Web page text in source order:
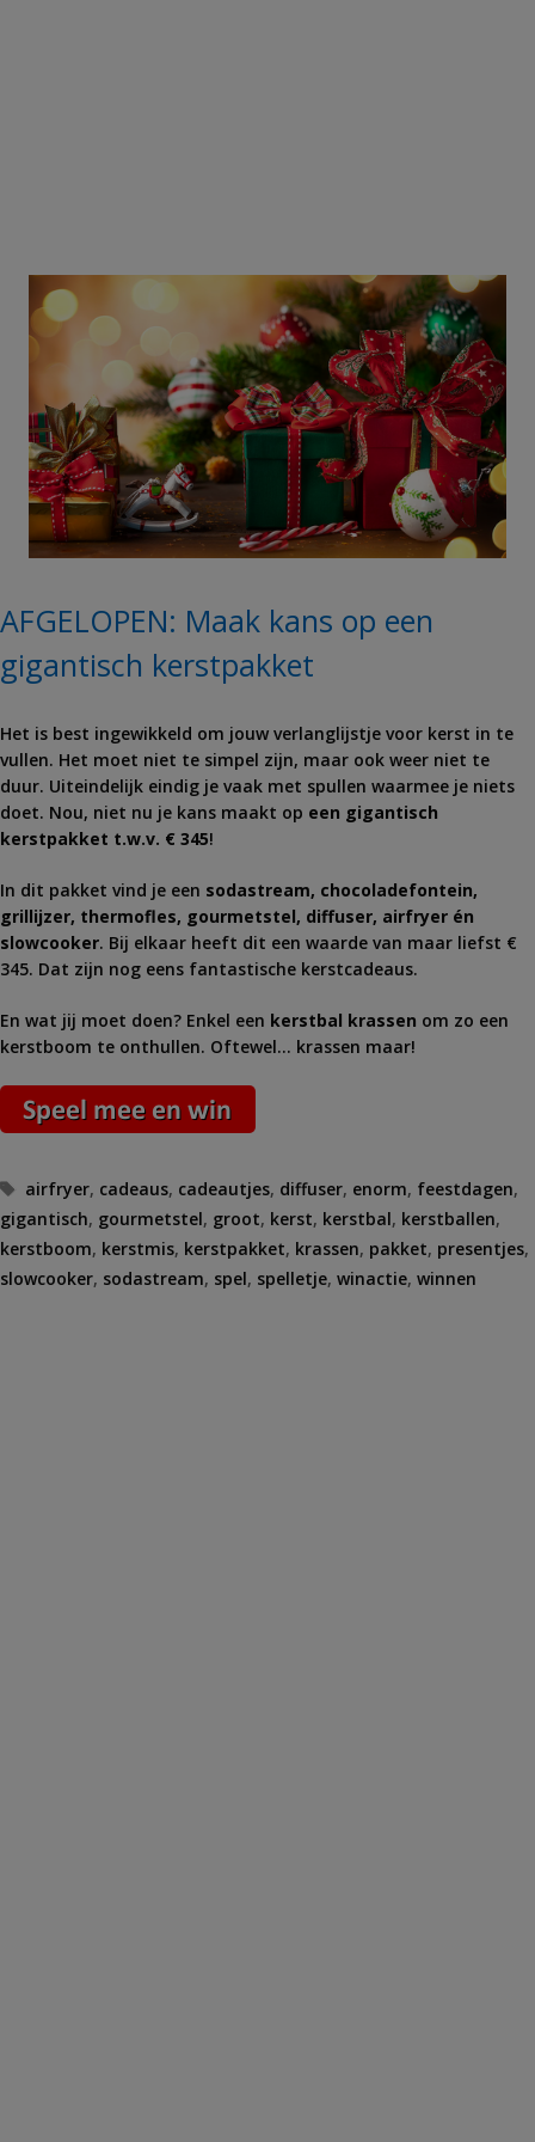
AFGELOPEN: Maak kans op een
gigantisch kerstpakket
Het is best ingewikkeld om jouw verlanglijstje voor kerst in te
vullen. Het moet niet te simpel zijn, maar ook weer niet te
duur. Uiteindelijk eindig je vaak met spullen waarmee je niets
doet. Nou, niet nu je kans maakt op een gigantisch
kerstpakket t.w.v. € 345!
In dit pakket vind je een sodastream, chocoladefontein,
grillijzer, thermofles, gourmetstel, diffuser, airfryer én
slowcooker. Bij elkaar heeft dit een waarde van maar liefst €
345. Dat zijn nog eens fantastische kerstcadeaus.
En wat jij moet doen? Enkel een kerstbal krassen om zo een
kerstboom te onthullen. Oftewel… krassen maar!
Tags
airfryer, cadeaus, cadeautjes, diffuser, enorm, feestdagen,
gigantisch, gourmetstel, groot, kerst, kerstbal, kerstballen,
kerstboom, kerstmis, kerstpakket, krassen, pakket, presentjes,
slowcooker, sodastream, spel, spelletje, winactie, winnen